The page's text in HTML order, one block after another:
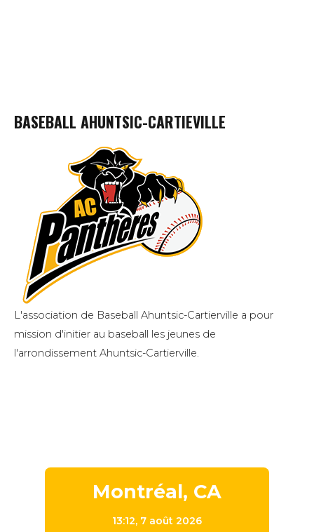
BASEBALL AHUNTSIC-CARTIEVILLE
L'association de Baseball Ahuntsic-Cartierville a pour
mission d'initier au baseball les jeunes de
l'arrondissement Ahuntsic-Cartierville.
Montréal, CA
13:12, 7 août 2026